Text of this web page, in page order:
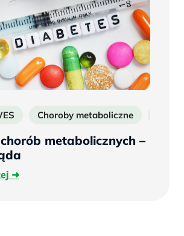
Choroby metaboliczne
metabolicznych –
Czytaj